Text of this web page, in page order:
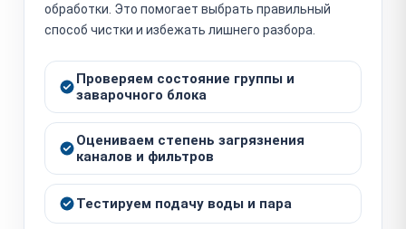
обработки. Это помогает выбрать правильный
способ чистки и избежать лишнего разбора.
Проверяем состояние группы и
заварочного блока
Оцениваем степень загрязнения
каналов и фильтров
Тестируем подачу воды и пара